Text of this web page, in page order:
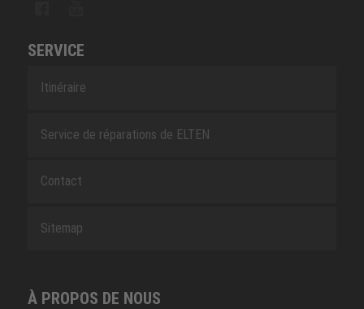
SERVICE
Itinéraire
Service de réparations de ELTEN
Contact
Sitemap
À PROPOS DE NOUS